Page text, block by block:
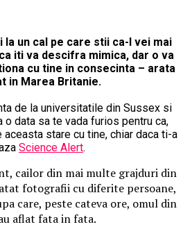
un cal pe care stii ca-l vei mai
iti va descifra mimica, dar o va
cu tine in consecinta – arata
in Marea Britanie.
de la universitatile din Sussex si
o data sa te vada furios pentru ca,
stare cu tine, chiar daca ti-a
Science Alert.
cailor din mai multe grajduri din
fotografii cu diferite persoane,
care, peste cateva ore, omul din
aflat fata in fata.